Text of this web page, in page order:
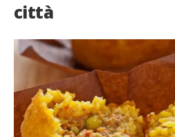
città